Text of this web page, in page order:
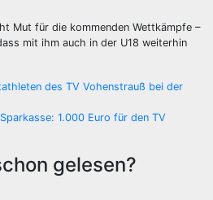
Mut für die kommenden Wettkämpfe –
mit ihm auch in der U18 weiterhin
des TV Vohenstrauß bei der
1.000 Euro für den TV
gelesen?